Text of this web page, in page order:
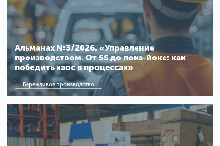
Альманах №3/2026. «Управление
производством. От 5S до пока-йоке: как
победить хаос в процессах»
Бережливое производство